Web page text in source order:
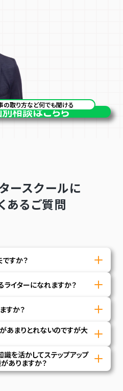
の取り方など何でも聞ける
相談はこちら
ースクールに
あるご質問
すか？
完備、ロードマップをご用意
イターになれますか？
得できるライティングスキ
すが、本講座では、実際の法
用いただけます。（条件は動
指定した宿題を受講するこ
とは行動すれば案件獲得が
すか？
スマホでも可能です。しかし
イターとして活動すること
コンでの受講をおすすめし
どちらも可能です。）
あまりとれないのですが大
場所にとらわれず受講が可
通勤通学の隙間時間など仕
でも十分にスキルを身につ
識を活かしてステップアップ
ありますか？
ステップアップとしては、ラ